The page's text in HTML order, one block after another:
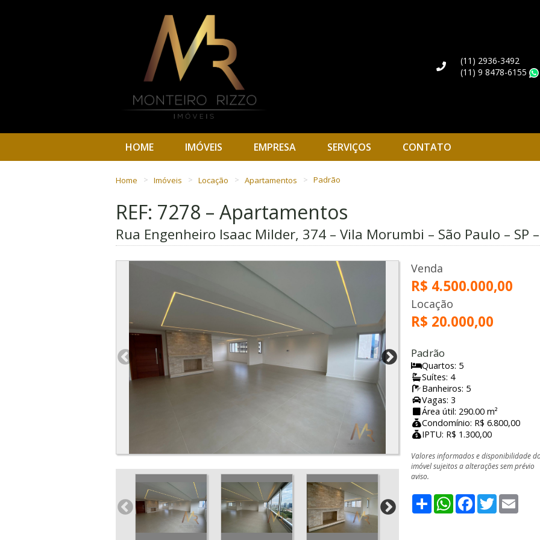
(11) 2936-3492
(11) 9 8478-6155
HOME IMÓVEIS EMPRESA SERVIÇOS CONTATO
Home Imóveis Locação Apartamentos Padrão
REF: 7278 – Apartamentos
Rua Engenheiro Isaac Milder, 374 – Vila Morumbi – São Paulo – SP
Venda
R$ 4.500.000,00
Locação
R$ 20.000,00
Padrão
Quartos: 5
Suítes: 4
Banheiros: 5
Vagas: 3
Área útil: 290.00 m²
Condomínio: R$ 6.800,00
IPTU: R$ 1.300,00
Valores informados e disponibilidade
imóvel sujeitos a alterações sem prévio
aviso.
ShareWhatsApp
Facebook
Twitter